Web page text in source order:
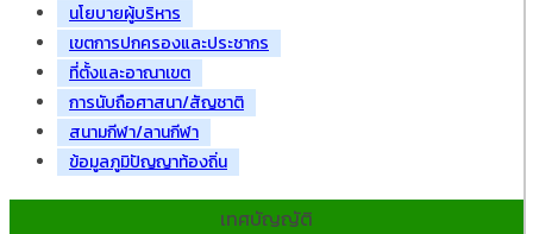
นโยบายผู้บริหาร
เขตการปกครองและประชากร
ที่ตั้งและอาณาเขต
การนับถือศาสนา/สัญชาติ
สนามกีฬา/ลานกีฬา
ข้อมูลภูมิปัญญาท้องถิ่น
เทศบัญญัติ